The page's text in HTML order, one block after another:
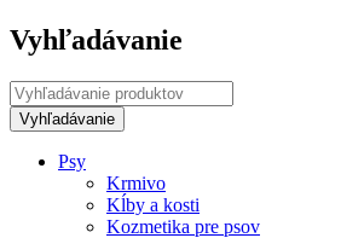
Vyhľadávanie
Psy
Krmivo
Kĺby a kosti
Kozmetika pre psov